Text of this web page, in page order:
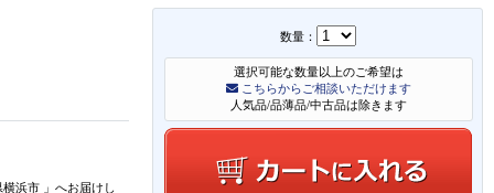
数量：
選択可能な数量以上のご希望は
こちらからご相談いただけます
人気品/品薄品/中古品は除きます
横浜市 」 へお届けし